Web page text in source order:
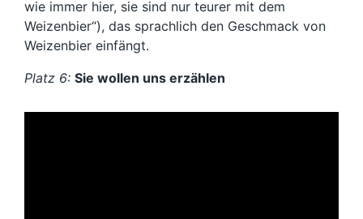
wie immer hier, sie sind nur teurer mit dem
Weizenbier“), das sprachlich den Geschmack von
Weizenbier einfängt.
Platz 6: Sie wollen uns erzählen